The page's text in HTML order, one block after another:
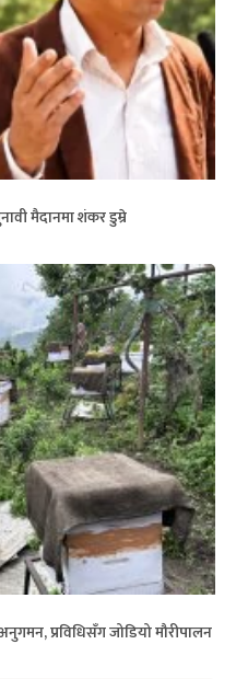
मैदानमा शंकर डुम्रे
प्रविधिसँग जोडियो मौरीपालन